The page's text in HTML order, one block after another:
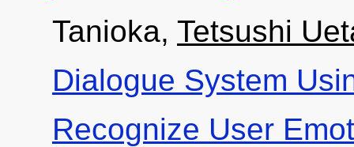
Tanioka, Tetsushi
Dialogue System
Recognize User